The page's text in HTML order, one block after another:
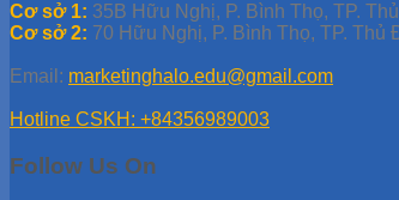
Cơ sở 1: 35B Hữu Nghị, P. Bình Thọ, TP.
Cơ sở 2: 70 Hữu Nghị, P. Bình Thọ, TP. Thủ
Email: marketinghalo.edu@gmail.com
Hotline CSKH: +84356989003
Follow Us On